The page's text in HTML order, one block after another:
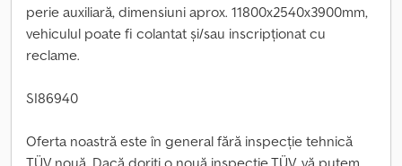
perie auxiliară, dimensiuni aprox. 11800x2540x3900mm,
vehiculul poate fi colantat și/sau inscripționat cu
reclame.
SI86940
Oferta noastră este în general fără inspecție tehnică
TÜV nouă. Dacă doriți o nouă inspecție TÜV, vă putem